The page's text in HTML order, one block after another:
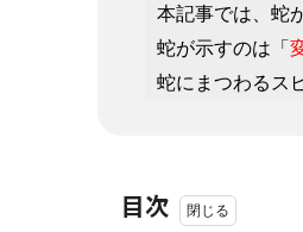
本記事では、蛇
蛇が示すのは「
蛇にまつわるス
目次